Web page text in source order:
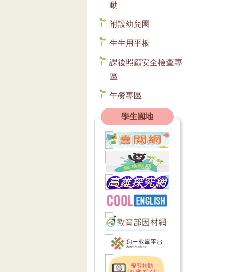
動
附設幼兒園
生生用平板
課後照顧安全檢查專
區
午餐專區
學生園地